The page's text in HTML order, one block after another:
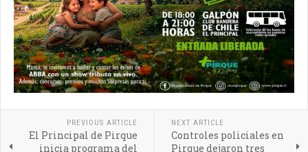
PREVIOUS ARTICLE
El Principal de Pirque
inicia programa del
NEXT ARTICLE
Controles policiales en
Pirque dejaron tres